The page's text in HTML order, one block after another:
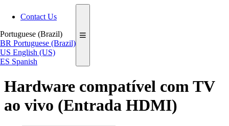
Contact Us
Portuguese (Brazil)
BR Portuguese (Brazil)
US English (US)
ES Spanish
Hardware compatível com TV
ao vivo (Entrada HDMI)